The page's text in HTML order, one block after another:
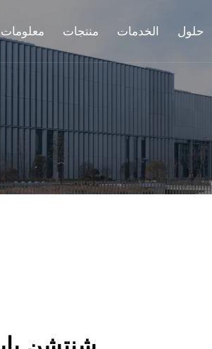
معلومات منتجات الخدمات حلول